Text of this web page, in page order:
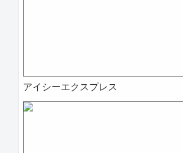
アイシーエクスプレス